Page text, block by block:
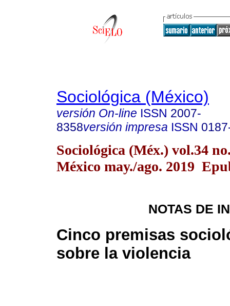
Sociológica (México)
versión On-line ISSN 2007-
8358versión impresa ISSN
Sociológica (Méx.) vol.34
México may./ago. 2019
NOTAS DE
Cinco premisas
sobre la violencia